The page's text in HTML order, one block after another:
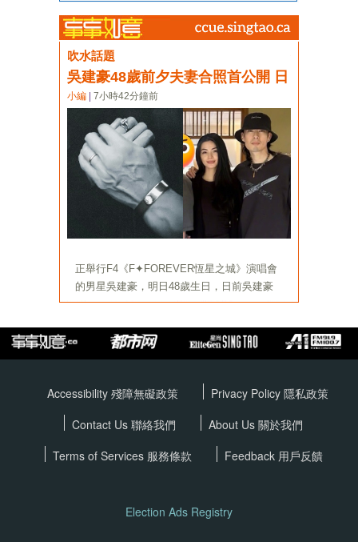
Accessibility 殘障無礙政策 Privacy Policy 隱私政策
Contact Us 聯絡我們
About Us 關於我們
Terms of Services 服務條款 Feedback 用戶反饋
Election Ads Registry